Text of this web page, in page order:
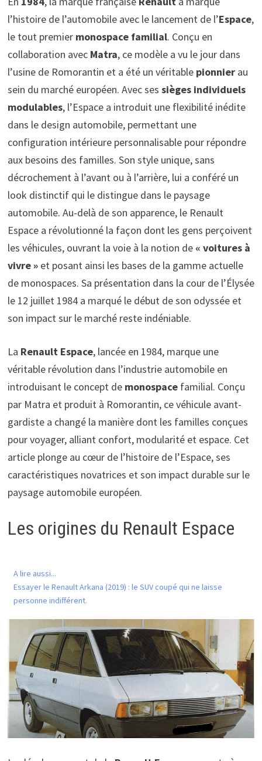
l’histoire de l’automobile avec le lancement de l’Espace,
le tout premier monospace familial. Conçu en
collaboration avec Matra, ce modèle a vu le jour dans
l’usine de Romorantin et a été un véritable pionnierau
sein du marché européen. Avec ses sièges individuels
modulables, l’Espace a introduit une flexibilité inédite
dans le design automobile, permettant une
configuration intérieure personnalisable pour répondre
aux besoins des familles. Son style unique, sans
décrochement à l’avant ou à l’arrière, lui a conféré un
look distinctif qui le distingue dans le paysage
automobile. Au-delà de son apparence, le Renault
Espace a révolutionné la façon dont les gens perçoivent
les véhicules, ouvrant la voie à la notion de « voitures à
vivre »et posant ainsi les bases de la gamme actuelle
de monospaces. Sa présentation dans la cour de l’Élysée
le 12 juillet 1984 a marqué le début de son odyssée et
son impact sur le marché reste indéniable.
La Renault Espace, lancée en 1984, marque une
véritable révolution dans l’industrie automobile en
introduisant le concept de monospacefamilial. Conçu
par Matra et produit à Romorantin, ce véhicule avant-
gardiste a changé la manière dont les familles conçues
pour voyager, alliant confort, modularité et espace. Cet
article plonge au cœur de l’histoire de l’Espace, ses
caractéristiques novatrices et son impact durable sur le
paysage automobile européen.
Les origines du Renault Espace
A lire aussi...
Essayer le Renault Arkana (2019) : le SUV coupé qui ne laisse
personne indifférent.